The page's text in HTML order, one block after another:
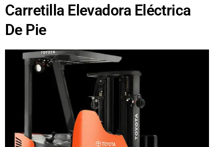
Carretilla Elevadora Eléctrica
De Pie